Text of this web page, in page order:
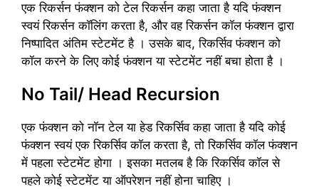
एक रिकर्सन फंक्शन को टेल रिकर्सन कहा जाता है यदि फंक्शन
स्वयं रिकर्सन कॉलिंग करता है, और वह रिकर्सन कॉल फंक्शन द्वारा
निष्पादित अंतिम स्टेटमेंट है । उसके बाद, रिकर्सिव फंक्शन को
कॉल करने के लिए कोई फंक्शन या स्टेटमेंट नहीं बचा होता है ।
No Tail/ Head Recursion
एक फंक्शन को नॉन टेल या हेड रिकर्सिव कहा जाता है यदि कोई
फंक्शन स्वयं एक रिकर्सिव कॉल करता है, तो रिकर्सिव कॉल फंक्शन
में पहला स्टेटमेंट होगा । इसका मतलब है कि रिकर्सिव कॉल से
पहले कोई स्टेटमेंट या ऑपरेशन नहीं होना चाहिए ।